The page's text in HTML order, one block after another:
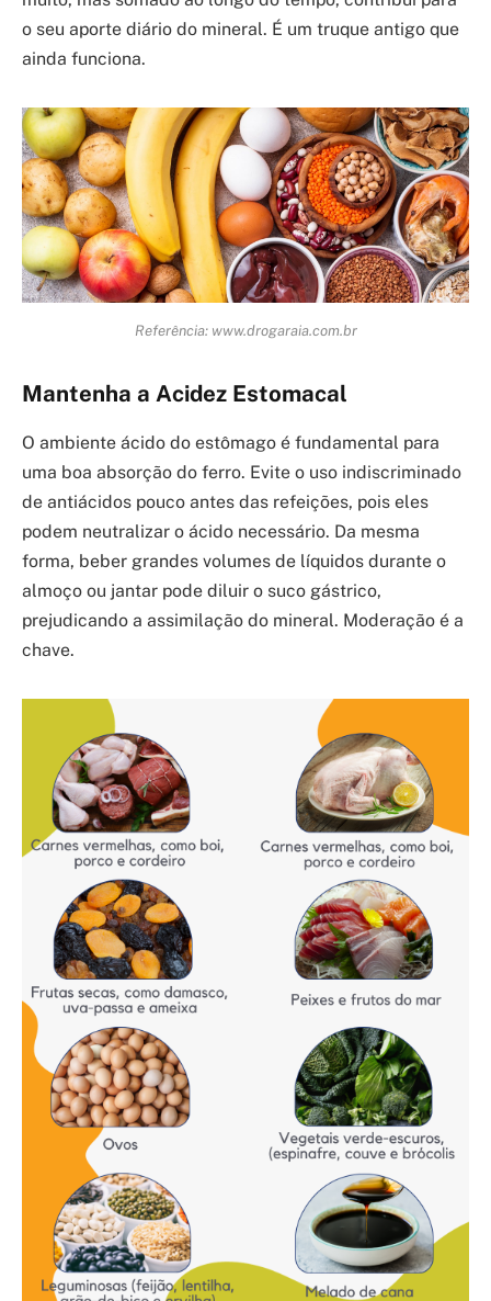
o seu aporte diário do mineral. É um truque antigo que
ainda funciona.
Referência: www.drogaraia.com.br
Mantenha a Acidez Estomacal
O ambiente ácido do estômago é fundamental para
uma boa absorção do ferro. Evite o uso indiscriminado
de antiácidos pouco antes das refeições, pois eles
podem neutralizar o ácido necessário. Da mesma
forma, beber grandes volumes de líquidos durante o
almoço ou jantar pode diluir o suco gástrico,
prejudicando a assimilação do mineral. Moderação é a
chave.